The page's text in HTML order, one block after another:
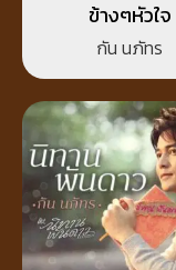
ข้างๆหัวใจ
กัน นภัทร